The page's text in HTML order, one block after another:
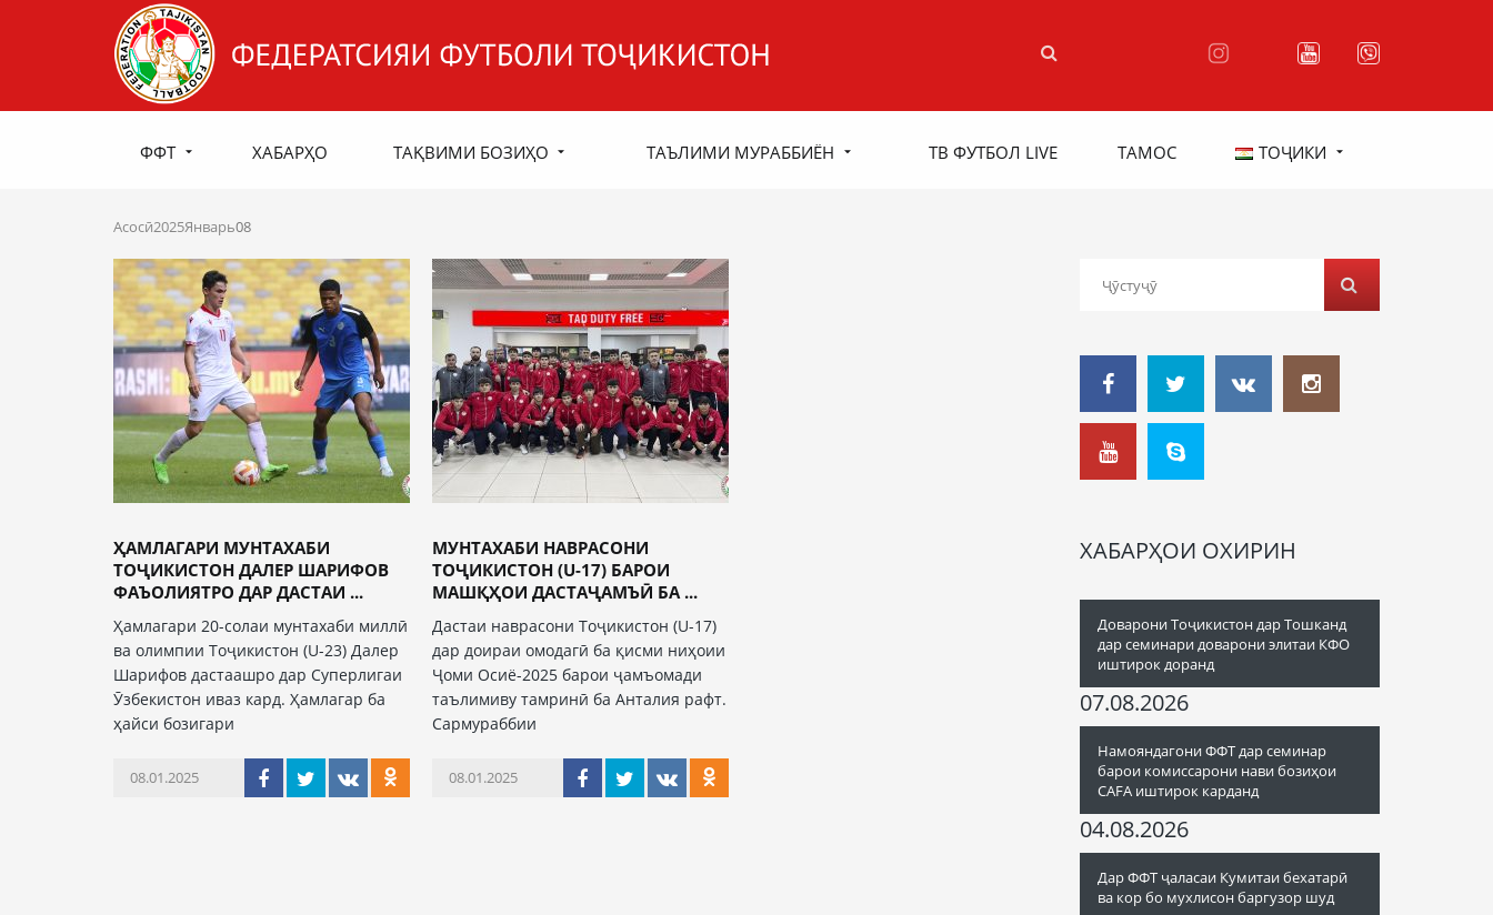
ФФТ ХАБАРҲО ТАҚВИМИ БОЗИҲО ТАЪЛИМИ МУРАББИЁН ТВ ФУТБОЛ LIVE ТАМОС ТОҶИКИ
Асосӣ2025Январь08
ҲАМЛАГАРИ МУНТАХАБИ
ТОҶИКИСТОН ДАЛЕР ШАРИФОВ
ФАЪОЛИЯТРО ДАР ДАСТАИ ...
Ҳамлагари 20-солаи мунтахаби миллӣ
ва олимпии Тоҷикистон (U-23) Далер
Шарифов дастаашро дар Суперлигаи
Ӯзбекистон иваз кард. Ҳамлагар ба
ҳайси бозигари
08.01.2025
МУНТАХАБИ НАВРАСОНИ
ТОҶИКИСТОН (U-17) БАРОИ
МАШҚҲОИ ДАСТАҶАМЪӢ БА ...
Дастаи наврасони Тоҷикистон (U-17)
дар доираи омодагӣ ба қисми ниҳоии
Ҷоми Осиё-2025 барои ҷамъомади
таълимиву тамринӣ ба Анталия рафт.
Сармураббии
08.01.2025
ХАБАРҲОИ ОХИРИН
Доварони Тоҷикистон дар Тошканд
дар семинари доварони элитаи КФО
иштирок доранд
07.08.2026
Намояндагони ФФТ дар семинар
барои комиссарони нави бозиҳои
CAFA иштирок карданд
04.08.2026
Дар ФФТ ҷаласаи Кумитаи бехатарӣ
ва кор бо мухлисон баргузор шуд